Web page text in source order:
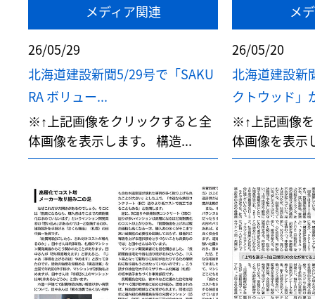
メディア関連
26/05/29
北海道建設新聞5/29号で「SAKU
RA ボリュー...
※↑上記画像をクリックすると全
体画像を表示します。 構造...
メ
26/05/20
北海道建設新
クトウッド」
※↑上記画像
体画像を表示